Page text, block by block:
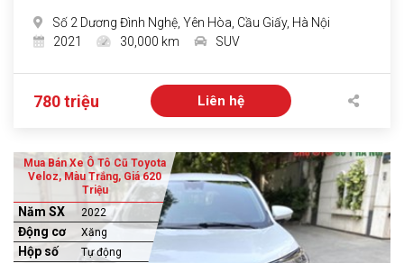
Số 2 Dương Đình Nghệ, Yên Hòa, Cầu Giấy, Hà Nội
2021
30,000 km SUV
780 triệu Liên hệ
Mua Bán Xe Ô Tô Cũ Toyota
Veloz, Màu Trắng, Giá 620
Triệu
Năm SX 2022
Động cơ Xăng
Hộp số Tự động